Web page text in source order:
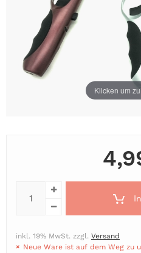
Klicken um
inkl. 19% MwSt. zzgl. Versand
Neue Ware ist auf dem Weg zu